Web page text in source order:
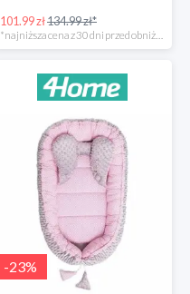
101.99 zł134.99 zł*
-23%